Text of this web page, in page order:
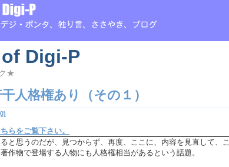
Digi-P
★
人格権あり（その１）
らをご覧下さい。
と思うのだが、見つからず、再度、ここに、内容を見直して、こ
作物で登場する人物にも人格権相当があるという話題。